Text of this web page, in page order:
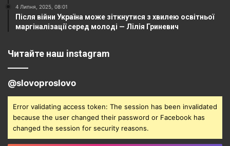
4 Липня, 2025, 08:01
Після війни Україна може зіткнутися з хвилею освітньої
маргіналізації серед молоді — Лілія Гриневич
Читайте наш instagram
@slovoproslovo
Error validating access token: The session has been invalidated
because the user changed their password or Facebook has
changed the session for security reasons.